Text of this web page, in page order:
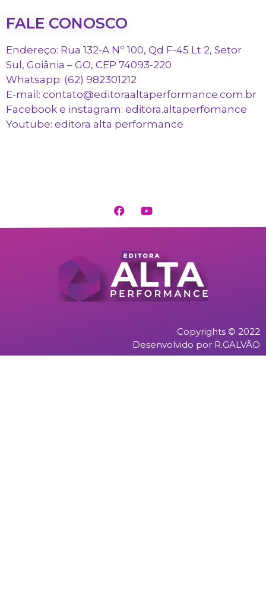
FALE CONOSCO
Endereço: Rua 132-A Nº 100, Qd F-45 Lt 2, Setor
Sul, Goiânia – GO, CEP 74093-220
Whatsapp: (62) 982301212
E-mail: contato@editoraaltaperformance.com.br
Facebook e instagram: editora.altaperfomance
Youtube: editora alta performance
Copyrights © 2022
Desenvolvido por R.GALVÃO